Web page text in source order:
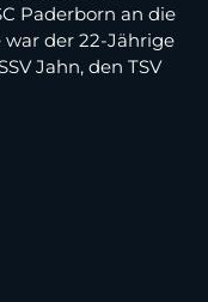
Paderborn an die
der 22-Jährige
Jahn, den TSV